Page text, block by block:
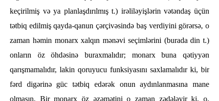
keçirilmiş və ya planlaşdırılmış t.) irəliləyişlərin vətəndaş üçün
tətbiq edilmiş qayda-qanun çərçivəsində baş verdiyini görərsə, o
zaman həmin monarx xalqın mənəvi seçimlərini (burada din t.)
onların öz öhdəsinə buraxmalıdır; monarx buna qətiyyən
qarışmamalıdır, lakin qoruyucu funksiyasını saxlamalıdır ki, bir
fərd digərinə güc tətbiq edərək onun aydınlanmasına mane
olmasın. Bir monarx öz əzəmətini o zaman zədələyir ki, o,